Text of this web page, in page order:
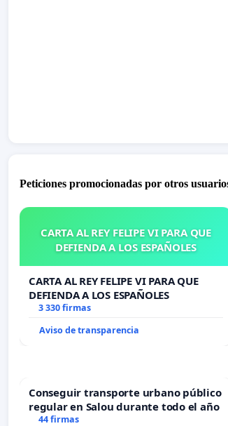
Peticiones promocionadas por otros
CARTA AL REY FELIPE VI PARA QUE
DEFIENDA A LOS ESPAÑOLES
CARTA AL REY FELIPE VI PARA QUE
DEFIENDA A LOS ESPAÑOLES
3 330 firmas
Aviso de transparencia
Conseguir transporte urbano público
regular en Salou durante todo el año
44 firmas